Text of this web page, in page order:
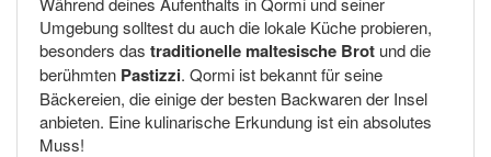
Umgebung solltest du auch die lokale Küche probieren,
besonders das traditionelle maltesische Brot und die
berühmten Pastizzi. Qormi ist bekannt für seine
Bäckereien, die einige der besten Backwaren der Insel
anbieten. Eine kulinarische Erkundung ist ein absolutes
Muss!